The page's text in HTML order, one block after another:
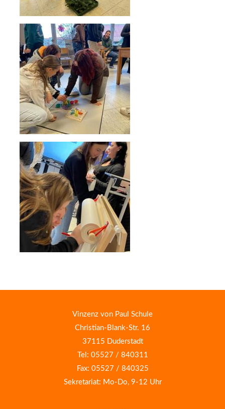
Vinzenz von Paul Schule
Christian-Blank-Str. 16
37115 Duderstadt
Tel: 05527 / 840311
Fax: 05527 / 840325
Sekretariat: Mo-Do, 9-12 Uhr